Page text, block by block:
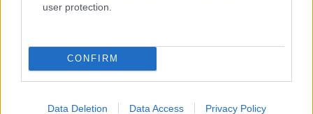
user protection.
CONFIRM
Data Deletion Data Access Privacy Policy
View this post on Instagram